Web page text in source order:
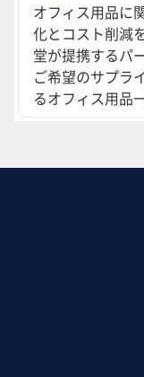
オフィス用品に
化とコスト削減
堂が提携するパ
ご希望のサプラ
るオフィス用品